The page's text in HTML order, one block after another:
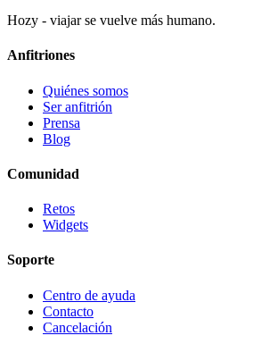
Hozy - viajar se vuelve más humano.
Anfitriones
Quiénes somos
Ser anfitrión
Prensa
Blog
Comunidad
Retos
Widgets
Soporte
Centro de ayuda
Contacto
Cancelación